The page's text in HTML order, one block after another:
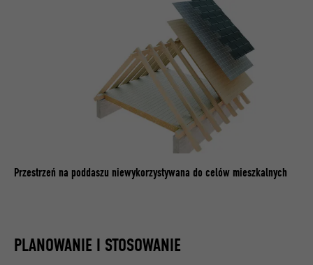
Przestrzeń na poddaszu niewykorzystywana do celów mieszkalnych
PLANOWANIE I STOSOWANIE
Wykorzystuje usługę sieci
społecznościowej LinkedIn do
obserwowania stosowania wstawionych
usług
CEL
społecznościowej LinkedIn do
obserwowania stosowania wstawionych